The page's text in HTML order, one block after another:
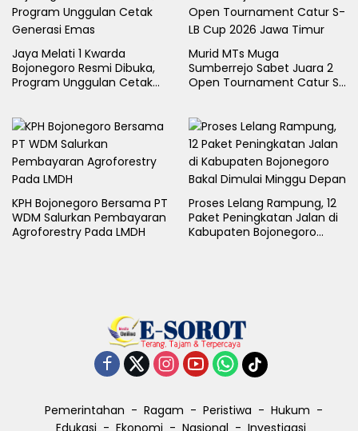
Jaya Melati 1 Kwarda
Bojonegoro Resmi Dibuka,
Program Unggulan Cetak
Murid MTs Muga
Sumberrejo Sabet Juara 2
Open Tournament Catur S-
KPH Bojonegoro Bersama PT
WDM Salurkan Pembayaran
Agroforestry Pada LMDH
Proses Lelang Rampung, 12
Paket Peningkatan Jalan di
Kabupaten Bojonegoro
Pemerintahan Ragam Peristiwa
Hukum
Edukasi
Ekonomi Nasional Investigasi